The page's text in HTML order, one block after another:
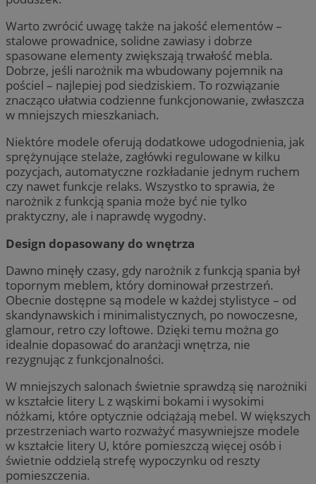
Warto zwrócić uwagę także na jakość elementów –
stalowe prowadnice, solidne zawiasy i dobrze
spasowane elementy zwiększają trwałość mebla.
Dobrze, jeśli narożnik ma wbudowany pojemnik na
pościel – najlepiej pod siedziskiem. To rozwiązanie
znacząco ułatwia codzienne funkcjonowanie, zwłaszcza
w mniejszych mieszkaniach.
Niektóre modele oferują dodatkowe udogodnienia, jak
sprężynujące stelaże, zagłówki regulowane w kilku
pozycjach, automatyczne rozkładanie jednym ruchem
czy nawet funkcje relaks. Wszystko to sprawia, że
narożnik z funkcją spania może być nie tylko
praktyczny, ale i naprawdę wygodny.
Design dopasowany do wnętrza
Dawno minęły czasy, gdy narożnik z funkcją spania był
topornym meblem, który dominował przestrzeń.
Obecnie dostępne są modele w każdej stylistyce – od
skandynawskich i minimalistycznych, po nowoczesne,
glamour, retro czy loftowe. Dzięki temu można go
idealnie dopasować do aranżacji wnętrza, nie
rezygnując z funkcjonalności.
W mniejszych salonach świetnie sprawdzą się narożniki
w kształcie litery L z wąskimi bokami i wysokimi
nóżkami, które optycznie odciążają mebel. W większych
przestrzeniach warto rozważyć masywniejsze modele
w kształcie litery U, które pomieszczą więcej osób i
świetnie oddzielą strefę wypoczynku od reszty
pomieszczenia.